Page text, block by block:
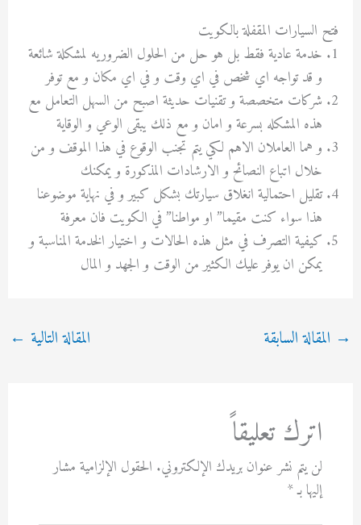
فتح السيارات المقفلة بالكويت
خدمة عادية فقط بل هو حل من الحلول الضروريه لمشكلة شائعة
و قد تواجه اي شخص في اي وقت و في اي مكان و مع توفر
شركات متخصصة و تقنيات حديثة اصبح من السهل التعامل مع
هذه المشكله بسرعة و امان و مع ذلك يبقى الوعي و الوقاية
و هما العاملان الاهم لكي يتم تجنب الوقوع في هذا الموقف و من
خلال اتباع النصائح و الارشادات المذكورة و يمكنك
تقليل احتمالية انغلاق سيارتك بشكل كبير و في نهاية موضوعنا
هذا سواء كنت مقيما” او مواطنا” في الكويت فان معرفة
كيفية التصرف في مثل هذه الحالات و اختيار الخدمة المناسبة و
يمكن ان يوفر عليك الكثير من الوقت و الجهد و المال
→ المقالة السابقة المقالة التالية ←
اترك تعليقاً
لن يتم نشر عنوان بريدك الإلكتروني. الحقول الإلزامية مشار
إليها بـ*